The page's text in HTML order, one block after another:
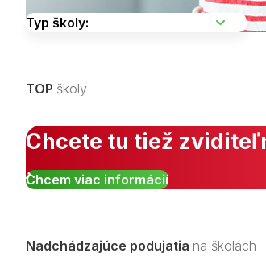
TOP školy
Chcete tu tiež
Chcem viac informácií
Nadchádzajúce podujatia na školách